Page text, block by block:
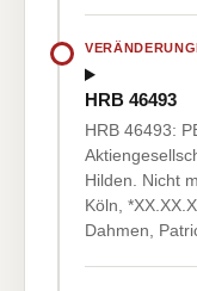
HRB 46493
HRB 46493:
Hilden. Nicht
Köln,
Dahmen,